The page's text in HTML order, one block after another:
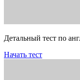
Детальный тест по
Начать тест